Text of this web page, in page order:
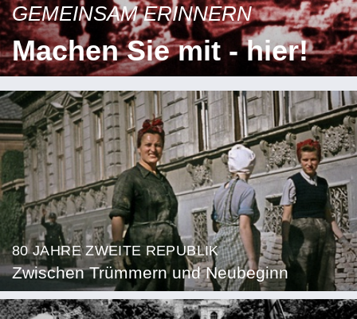
GEMEINSAM ERINNERN
Machen Sie mit - hier!
80 JAHRE ZWEITE REPUBLIK
Zwischen Trümmern und Neubeginn